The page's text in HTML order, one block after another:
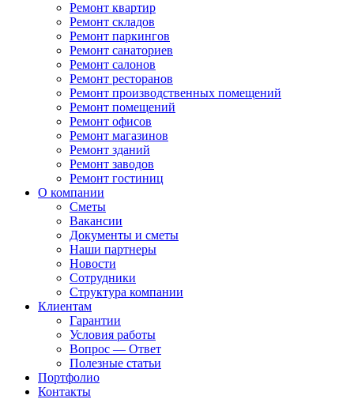
Ремонт квартир
Ремонт складов
Ремонт паркингов
Ремонт санаториев
Ремонт салонов
Ремонт ресторанов
Ремонт производственных помещений
Ремонт помещений
Ремонт офисов
Ремонт магазинов
Ремонт зданий
Ремонт заводов
Ремонт гостиниц
О компании
Сметы
Вакансии
Документы и сметы
Наши партнеры
Новости
Сотрудники
Структура компании
Клиентам
Гарантии
Условия работы
Вопрос — Ответ
Полезные статьи
Портфолио
Контакты